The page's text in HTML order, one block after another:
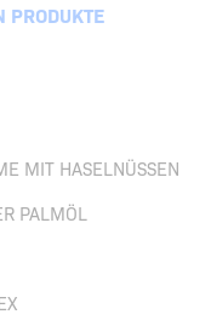
PRODUKTE
MIT HASELNÜSSEN
PALMÖL